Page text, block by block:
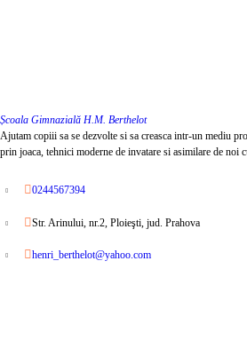
Școala Gimnazială H.M. Berthelot
Ajutam copiii sa se dezvolte si sa creasca intr-un mediu
prin joaca, tehnici moderne de invatare si asimilare de noi
0244567394
Str. Arinului, nr.2, Ploieşti, jud. Prahova
henri_berthelot@yahoo.com